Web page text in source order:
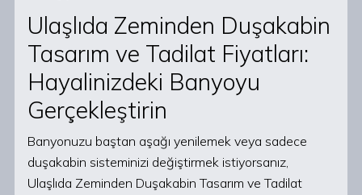
Ulaşlıda Zeminden Duşakabin
Tasarım ve Tadilat Fiyatları:
Hayalinizdeki Banyoyu
Gerçekleştirin
Banyonuzu baştan aşağı yenilemek veya sadece
duşakabin sisteminizi değiştirmek istiyorsanız,
Ulaşlıda Zeminden Duşakabin Tasarım ve Tadilat